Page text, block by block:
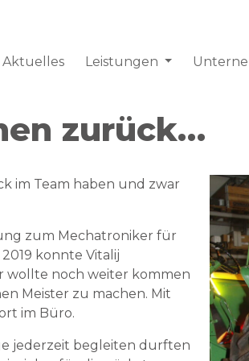
Aktuelles Leistungen
zurück…
im Team haben und zwar
zum Mechatroniker für
konnte Vitalij
wollte noch weiter kommen
Meister zu machen. Mit
im Büro.
jederzeit begleiten durften